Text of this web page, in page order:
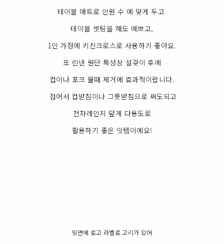
테이블 매트로 인원 수 에 맞게 두고
테이블 셋팅을 해도 예쁘고,
1인 가정에 키친크로스로 사용하기 좋아요.
또 린넨 원단 특성상 설겆이 후에
컵이나 포크 물때 제거에 효과적이랍니다.
접어서 컵받침이나 그릇받침으로 써도되고
전자레인지 덮게 다용도로
활용하기 좋은 잇템이에요!
뒷면에 로고 라벨로 고리가 있어